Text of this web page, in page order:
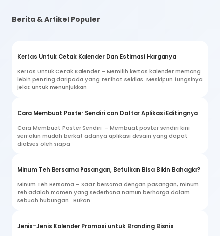
Berita & Artikel Populer
Kertas Untuk Cetak Kalender Dan Estimasi Harganya
Kertas Untuk Cetak Kalender – Memilih kertas kalender memang
lebih penting daripada yang terlihat sekilas. Meskipun fungsinya
jelas untuk menunjukkan
Cara Membuat Poster Sendiri dan Daftar Aplikasi Editingnya
Cara Membuat Poster Sendiri – Membuat poster sendiri kini
semakin mudah berkat adanya aplikasi desain yang dapat
diakses oleh siapa
Minum Teh Bersama Pasangan, Betulkan Bisa Bikin Bahagia?
Minum Teh Bersama – Saat bersama dengan pasangan, minum
teh adalah momen yang sederhana namun berharga dalam
sebuah hubungan. Bukan
Jenis-Jenis Kalender Promosi untuk Branding Bisnis